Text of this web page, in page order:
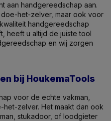
aan handgereedschap aan.
het-zelver, maar ook voor
handgereedschap
heeft u altijd de juiste tool
en wij zorgen
bij HoukemaTools
voor de echte vakman,
zelver. Het maakt dan ook
stukadoor, of loodgieter